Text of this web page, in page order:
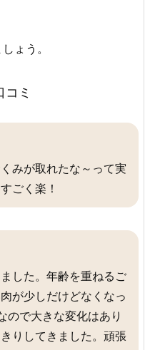
ょう。
ミ
みが取れたな～って実
ごく楽！
した。年齢を重ねるご
が少しだけどなくなっ
ので大きな変化はあり
りしてきました。頑張